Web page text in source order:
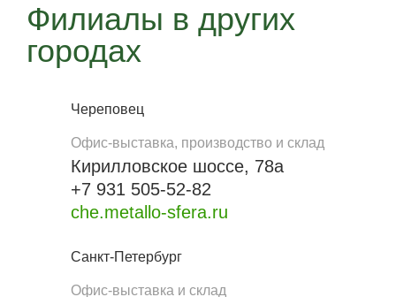
Филиалы в других
городах
Череповец
Офис-выставка, производство и склад
Кирилловское шоссе, 78а
+7 931 505-52-82
che.metallo-sfera.ru
Санкт-Петербург
Офис-выставка и склад